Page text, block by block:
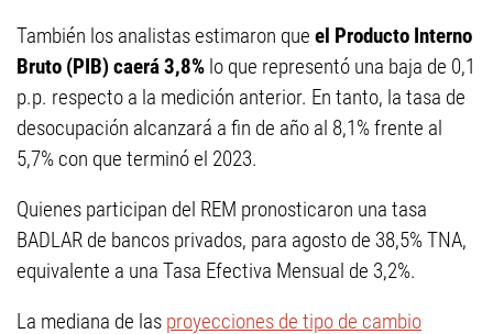
También los analistas estimaron que el Producto Interno
Bruto (PIB) caerá 3,8% lo que representó una baja de 0,1
p.p. respecto a la medición anterior. En tanto, la tasa de
desocupación alcanzará a fin de año al 8,1% frente al
5,7% con que terminó el 2023.
Quienes participan del REM pronosticaron una tasa
BADLAR de bancos privados, para agosto de 38,5% TNA,
equivalente a una Tasa Efectiva Mensual de 3,2%.
La mediana de las proyecciones de tipo de cambio